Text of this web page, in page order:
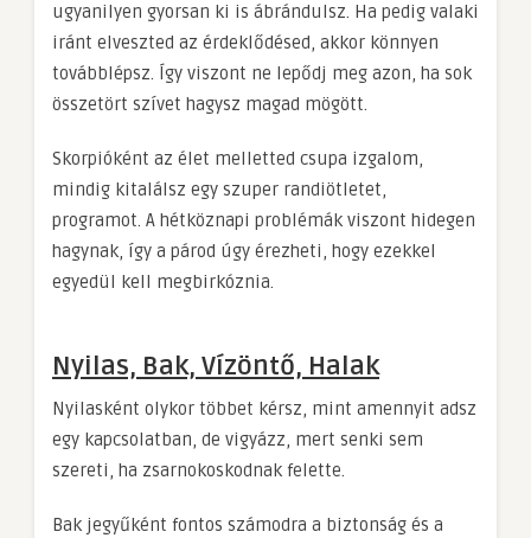
ugyanilyen gyorsan ki is ábrándulsz. Ha pedig valaki
iránt elveszted az érdeklődésed, akkor könnyen
továbblépsz. Így viszont ne lepődj meg azon, ha sok
összetört szívet hagysz magad mögött.
Skorpióként az élet melletted csupa izgalom,
mindig kitalálsz egy szuper randiötletet,
programot. A hétköznapi problémák viszont hidegen
hagynak, így a párod úgy érezheti, hogy ezekkel
egyedül kell megbirkóznia.
Nyilas, Bak, Vízöntő, Halak
Nyilasként olykor többet kérsz, mint amennyit adsz
egy kapcsolatban, de vigyázz, mert senki sem
szereti, ha zsarnokoskodnak felette.
Bak jegyűként fontos számodra a biztonság és a